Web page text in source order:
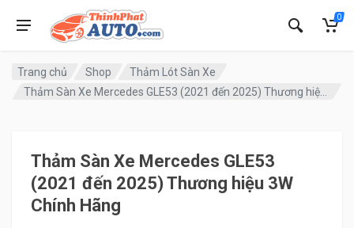
0
Trang chủ Shop
Thảm Lót Sàn Xe
Thảm Sàn Xe Mercedes GLE53
(2021 đến 2025) Thương hiệu 3W
Chính Hãng